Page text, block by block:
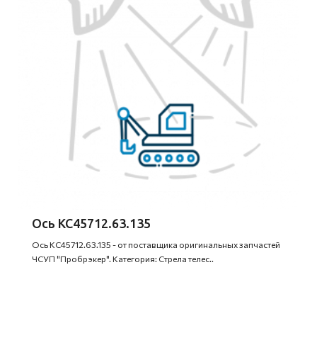
Ось КС45712.63.135
Ось КС45712.63.135 - от поставщика оригинальных запчастей
ЧСУП "Пробрэкер". Категория: Стрела телес..